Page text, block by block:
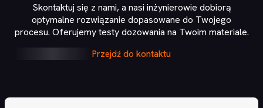
Skontaktuj się z nami, a nasi inżynierowie dobiorą
optymalne rozwiązanie dopasowane do Twojego
procesu. Oferujemy testy dozowania na Twoim materiale.
Przejdź do kontaktu